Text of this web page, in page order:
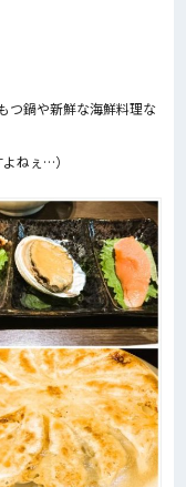
つ鍋や新鮮な海鮮料理な
ねぇ…）